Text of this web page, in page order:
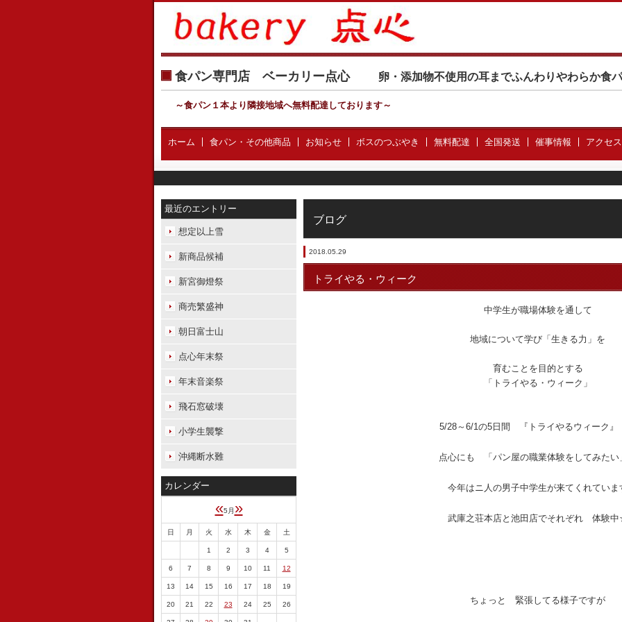
食パン専門店 ベーカリー点心 卵・添加物不使用の耳までふんわりやわらか食
～食パン１本より隣接地域へ無料配達しております～
ホーム 食パン・その他商品 お知らせ ボスのつぶやき 無料配達 全国発送 催事情報 アクセス
ブログ
2018.05.29
トライやる・ウィーク
中学生が職場体験を通して
地域について学び「生きる力」を
育むことを目的とする
「トライやる・ウィーク」
5/28～6/1の5日間 『トライやるウィーク
点心にも 「パン屋の職業体験をしてみたい
今年はニ人の男子中学生が来てくれていま
武庫之荘本店と池田店でそれぞれ 体験
ちょっと 緊張してる様子ですが
最近のエントリー
想定以上雪
新商品候補
新宮御燈祭
商売繁盛神
朝日富士山
点心年末祭
年末音楽祭
飛石窓破壊
小学生襲撃
沖縄断水難
カレンダー
«5月 »
日 月 火 水 木 金 土
1 2 3 4 5
6 7 8 9 10 11 12
13 14 15 16 17 18 19
20 21 22 23 24 25 26